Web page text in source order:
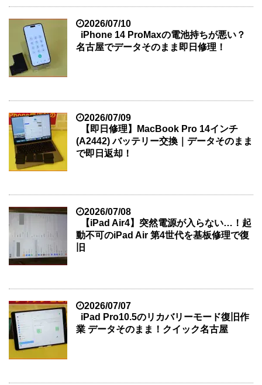
2026/07/10
iPhone 14 ProMaxの電池持ちが悪い？
名古屋でデータそのまま即日修理！
2026/07/09
【即日修理】MacBook Pro 14インチ
(A2442) バッテリー交換｜データそのまま
で即日返却！
2026/07/08
【iPad Air4】突然電源が入らない…！起
動不可のiPad Air 第4世代を基板修理で復
旧
2026/07/07
iPad Pro10.5のリカバリーモード復旧作
業 データそのまま！クイック名古屋